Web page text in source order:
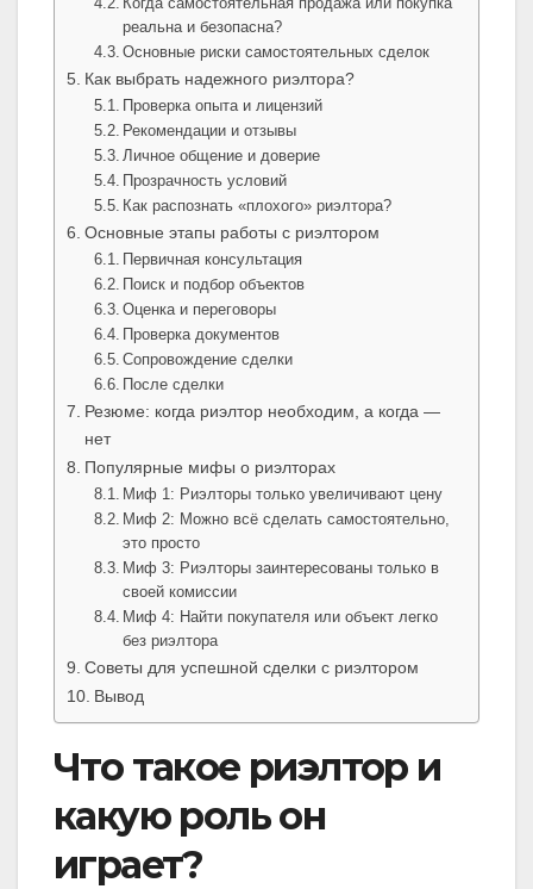
реальна и безопасна?
Основные риски самостоятельных сделок
Как выбрать надежного риэлтора?
Проверка опыта и лицензий
Рекомендации и отзывы
Личное общение и доверие
Прозрачность условий
Как распознать «плохого» риэлтора?
Основные этапы работы с риэлтором
Первичная консультация
Поиск и подбор объектов
Оценка и переговоры
Проверка документов
Сопровождение сделки
После сделки
Резюме: когда риэлтор необходим, а когда —
нет
Популярные мифы о риэлторах
Миф 1: Риэлторы только увеличивают цену
Миф 2: Можно всё сделать самостоятельно,
это просто
Миф 3: Риэлторы заинтересованы только в
своей комиссии
Миф 4: Найти покупателя или объект легко
без риэлтора
Советы для успешной сделки с риэлтором
Вывод
Что такое риэлтор и
какую роль он
играет?